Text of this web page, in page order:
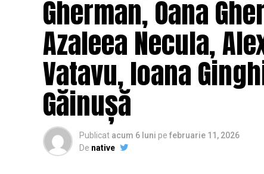
Gherman, Oana
Azaleea Necula,
Vatavu, Ioana
Găinușă
Publicat acum 6 luni pe februarie 11, 2026
De native